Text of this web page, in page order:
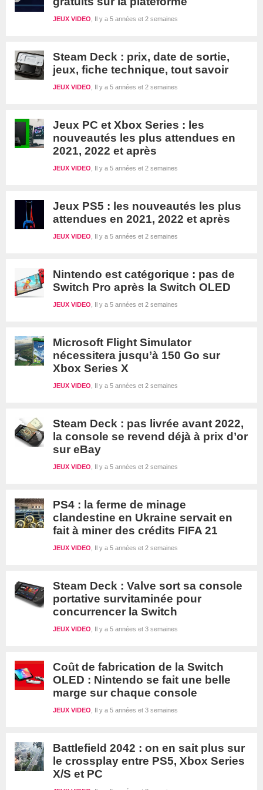
Il y a 5 années et 2 semaines
JEUX VIDEO
Steam Deck : prix, date de sortie,
jeux, fiche technique, tout savoir
Il y a 5 années et 2 semaines
JEUX VIDEO
Jeux PC et Xbox Series : les
nouveautés les plus attendues en
2021, 2022 et après
Il y a 5 années et 2 semaines
JEUX VIDEO
Jeux PS5 : les nouveautés les plus
attendues en 2021, 2022 et après
Il y a 5 années et 2 semaines
JEUX VIDEO
Nintendo est catégorique : pas de
Switch Pro après la Switch OLED
Il y a 5 années et 2 semaines
JEUX VIDEO
Microsoft Flight Simulator
nécessitera jusqu’à 150 Go sur
Xbox Series X
Il y a 5 années et 2 semaines
JEUX VIDEO
Steam Deck : pas livrée avant 2022,
la console se revend déjà à prix d’or
sur eBay
Il y a 5 années et 2 semaines
JEUX VIDEO
PS4 : la ferme de minage
clandestine en Ukraine servait en
fait à miner des crédits FIFA 21
Il y a 5 années et 2 semaines
JEUX VIDEO
Steam Deck : Valve sort sa console
portative survitaminée pour
concurrencer la Switch
Il y a 5 années et 3 semaines
JEUX VIDEO
Coût de fabrication de la Switch
OLED : Nintendo se fait une belle
marge sur chaque console
Il y a 5 années et 3 semaines
JEUX VIDEO
Battlefield 2042 : on en sait plus sur
le crossplay entre PS5, Xbox Series
X/S et PC